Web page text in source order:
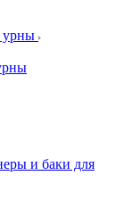
урны
и баки для